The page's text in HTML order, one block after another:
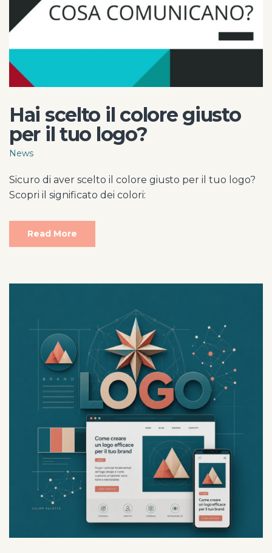
Hai scelto il colore giusto
per il tuo logo?
News
Sicuro di aver scelto il colore giusto per il tuo logo?
Scopri il significato dei colori:
Read More